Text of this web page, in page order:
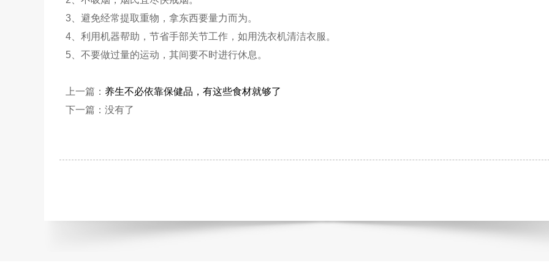
3、避免经常提取重物，拿东西要量力而为。
4、利用机器帮助，节省手部关节工作，如用洗衣机清洁衣服。
5、不要做过量的运动，其间要不时进行休息。
上一篇： 养生不必依靠保健品，有这些食材就够了
下一篇：没有了